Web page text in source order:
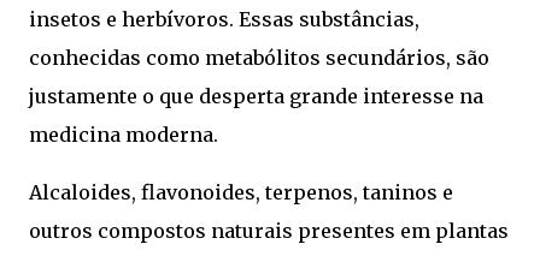
insetos e herbívoros. Essas substâncias,
conhecidas como metabólitos secundários, são
justamente o que desperta grande interesse na
medicina moderna.
Alcaloides, flavonoides, terpenos, taninos e
outros compostos naturais presentes em plantas